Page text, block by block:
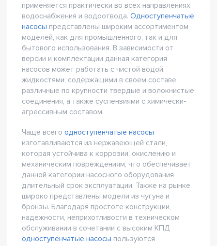
применяется практически во всех направлениях
водоснабжения и водоотвода. Одноступенчатые
насосы представлены широким ассортиментом
моделей, как для промышленного, так и для
бытового использования. В зависимости от
версии и комплектации данная категория
насосов может работать с чистой водой,
жидкостями, содержащими в своем составе
различные по крупности твердые и волокнистые
соединения, а также суспензиями с химически-
агрессивным составом.
Чаще всего одноступенчатые насосы
изготавливаются из нержавеющей стали,
которая устойчива к коррозии, окислению и
механическим повреждениям, что обеспечивает
данной категории насосного оборудования
длительный срок эксплуатации. Также на рынке
широко представлены модели из чугуна и
бронзы. Благодаря простоте конструкции,
надежности, неприхотливости в техническом
обслуживании в сочетании с высоким КПД
одноступенчатые насосы пользуются